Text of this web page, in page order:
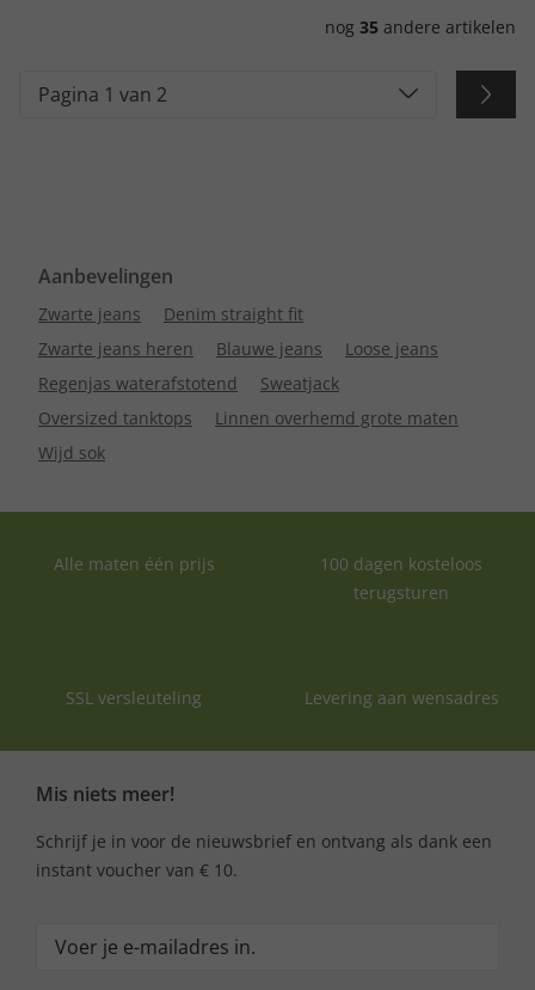
nog 35 andere artikelen
Pagina 1 van 2
Aanbevelingen
Zwarte jeans
Denim straight fit
Zwarte jeans heren
Blauwe jeans
Loose jeans
Regenjas waterafstotend
Sweatjack
Oversized tanktops
Linnen overhemd grote maten
Wijd sok
Alle maten één prijs
100 dagen kosteloos
terugsturen
SSL versleuteling Levering aan wensadres
Mis niets meer!
Schrijf je in voor de nieuwsbrief en ontvang als dank een
instant voucher van € 10.